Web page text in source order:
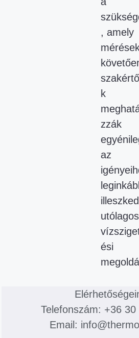
, amely
k
zzák
az
utólagos
ési
Telefonszám: +36 30
Email: